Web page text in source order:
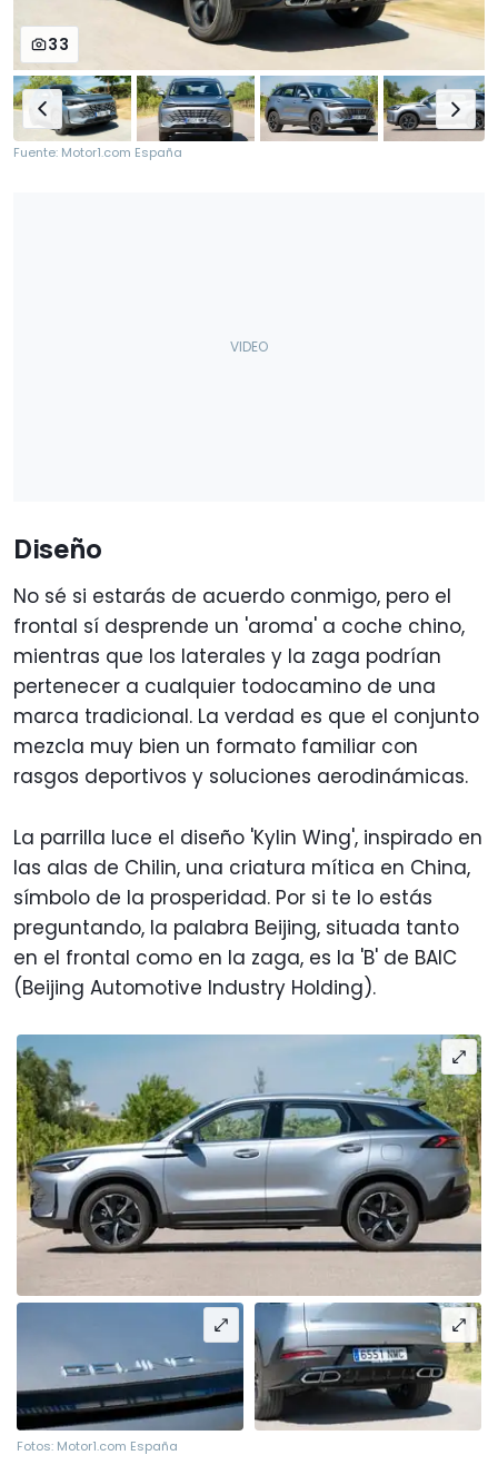
33
Fuente: Motor1.com España
Diseño
No sé si estarás de acuerdo conmigo, pero el
frontal sí desprende un 'aroma' a coche chino,
mientras que los laterales y la zaga podrían
pertenecer a cualquier todocamino de una
marca tradicional. La verdad es que el conjunto
mezcla muy bien un formato familiar con
rasgos deportivos y soluciones aerodinámicas.
La parrilla luce el diseño 'Kylin Wing', inspirado en
las alas de Chilin, una criatura mítica en China,
símbolo de la prosperidad. Por si te lo estás
preguntando, la palabra Beijing, situada tanto
en el frontal como en la zaga, es la 'B' de BAIC
(Beijing Automotive Industry Holding).
Fotos: Motor1.com España